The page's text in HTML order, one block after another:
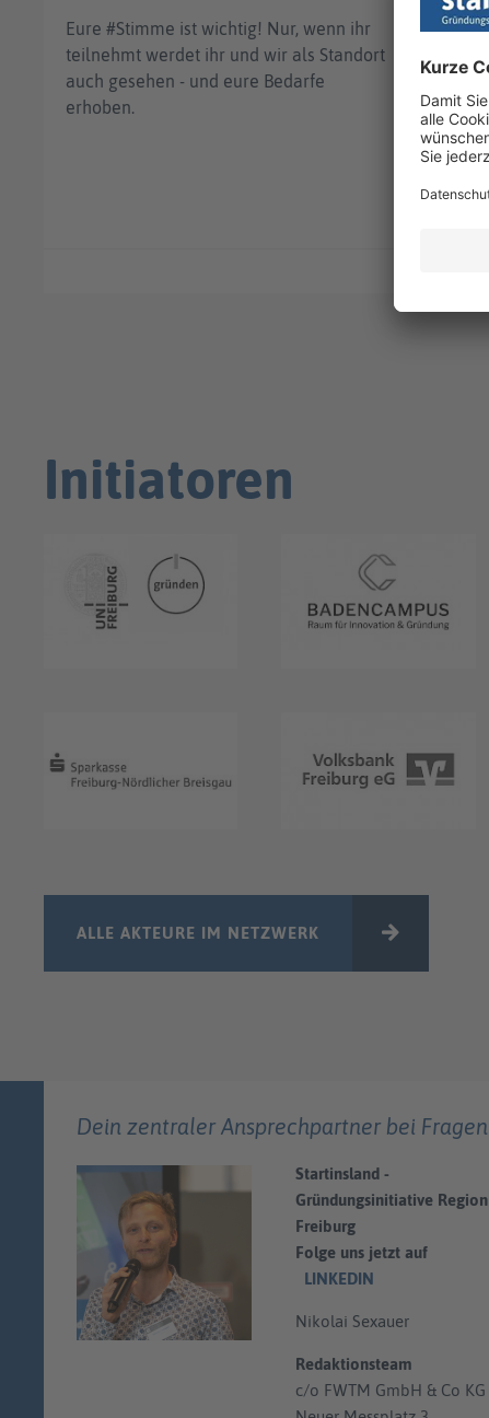
Eure #Stimme ist wichtig! Nur, wenn ihr
teilnehmt werdet ihr und wir als Standort
auch gesehen - und eure Bedarfe
erhoben.
Initiatoren
ALLE AKTEURE IM NETZWERK
Dein zentraler Ansprechpartner bei Fragen
Startinsland -
Gründungsinitiative Region
Freiburg
Folge uns jetzt auf
LINKEDIN
Nikolai Sexauer
Redaktionsteam
c/o FWTM GmbH & Co KG